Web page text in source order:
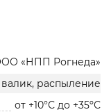
«НПП Рогнеда»
валик, распыление
от +10°С до +35ºС